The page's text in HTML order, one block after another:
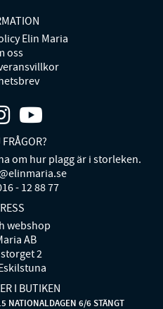
Elin Maria
oss
om hur plagg är i storleken.
- 12 88 77
webshop
AB
2
I BUTIKEN
NATIONALDAGEN 6/6 STÄNGT